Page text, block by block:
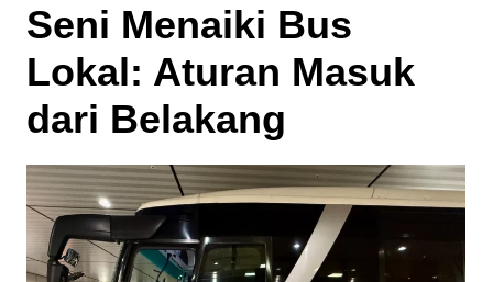
Seni Menaiki Bus
Lokal: Aturan Masuk
dari Belakang